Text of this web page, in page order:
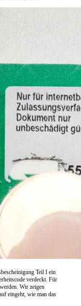
Teil I ein
verdeckt. Für
Wir zeigen
eingeht, wie man das